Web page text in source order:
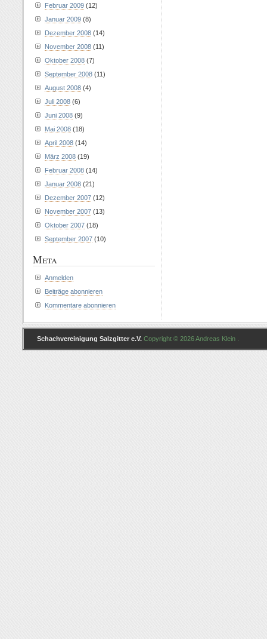
Februar 2009 (12)
Januar 2009 (8)
Dezember 2008 (14)
November 2008 (11)
Oktober 2008 (7)
September 2008 (11)
August 2008 (4)
Juli 2008 (6)
Juni 2008 (9)
Mai 2008 (18)
April 2008 (14)
März 2008 (19)
Februar 2008 (14)
Januar 2008 (21)
Dezember 2007 (12)
November 2007 (13)
Oktober 2007 (18)
September 2007 (10)
Meta
Anmelden
Beiträge abonnieren
Kommentare abonnieren
Schachvereinigung Salzgitter e.V. Copyright © 2026 Andreas Klein .